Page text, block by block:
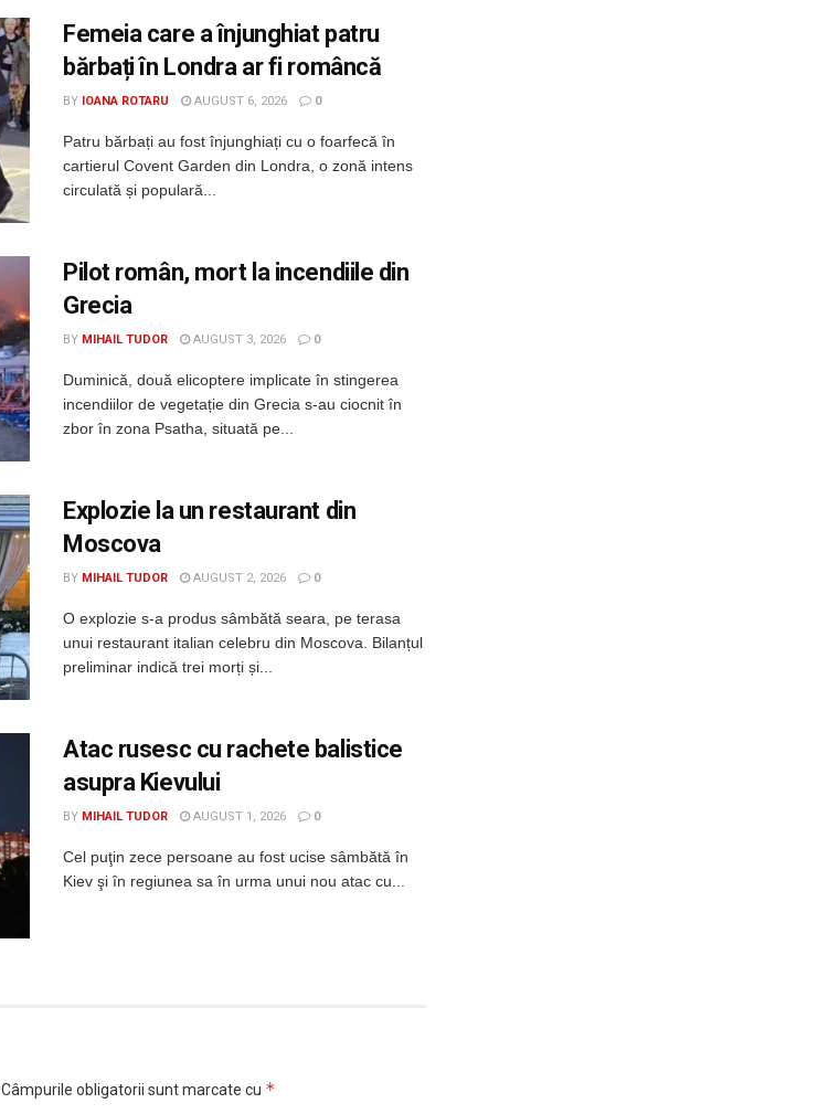
Femeia care a înjunghiat patru
bărbați în Londra ar fi româncă
BY IOANA ROTARU AUGUST 6, 2026 0
Patru bărbați au fost înjunghiați cu o foarfecă în
cartierul Covent Garden din Londra, o zonă intens
circulată și populară...
Pilot român, mort la incendiile din
Grecia
BY MIHAIL TUDOR AUGUST 3, 2026 0
Duminică, două elicoptere implicate în stingerea
incendiilor de vegetație din Grecia s-au ciocnit în
zbor în zona Psatha, situată pe...
Explozie la un restaurant din
Moscova
BY MIHAIL TUDOR AUGUST 2, 2026 0
O explozie s-a produs sâmbătă seara, pe terasa
unui restaurant italian celebru din Moscova. Bilanțul
preliminar indică trei morți și...
Atac rusesc cu rachete balistice
asupra Kievului
BY MIHAIL TUDOR AUGUST 1, 2026 0
Cel puţin zece persoane au fost ucise sâmbătă în
Kiev şi în regiunea sa în urma unui nou atac cu...
Câmpurile obligatorii sunt marcate cu *